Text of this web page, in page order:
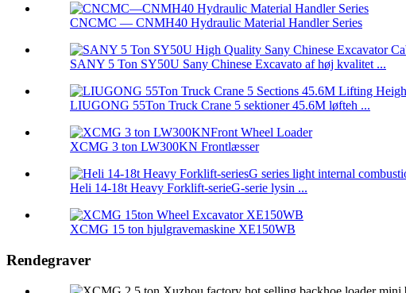
CNCMC — CNMH40 Hydraulic Material Handler Series
SANY 5 Ton SY50U Sany Chinese Excavato af høj kvalitet ...
LIUGONG 55Ton Truck Crane 5 sektioner 45.6M løfteh ...
XCMG 3 ton LW300KN Frontlæsser
Heli 14-18t Heavy Forklift-serieG-serie lysin ...
XCMG 15 ton hjulgravemaskine XE150WB
Rendegraver